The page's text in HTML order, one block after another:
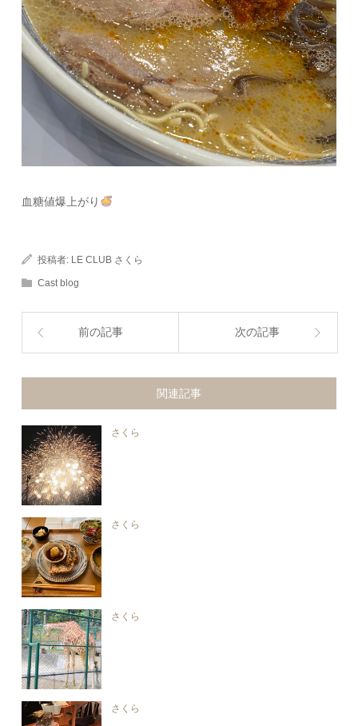
血糖値爆上がり
投稿者: LE CLUB さくら
Cast blog
前の記事 次の記事
関連記事
さくら
さくら
さくら
さくら